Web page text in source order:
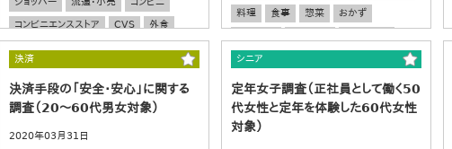
コンビニエンスストア
CVS
外食
食生活
若者 ワカモノ
料理
食事 惣菜
おかず
調理器具
決済
決済手段の「安全・安心」に関する
調査（20～60代男女対象）
2020年03月31日
シニア
定年女子調査（正社員として働く50
代女性と定年を体験した60代女性
対象）